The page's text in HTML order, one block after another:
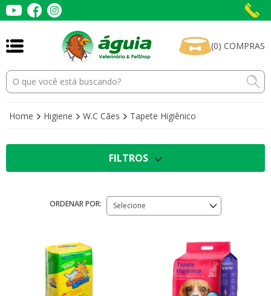
(0) COMPRAS
Home Higiene W.C Cães Tapete Higiênico
FILTROS
ORDENAR POR: Selecione